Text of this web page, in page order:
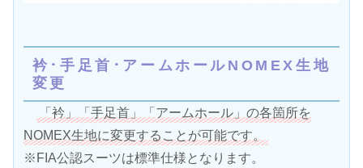
衿･手足首･アームホールNOMEX生地
変更
「衿」「手足首」「アームホール」の各箇所を
NOMEX生地に変更することが可能です。
※FIA公認スーツは標準仕様となります。